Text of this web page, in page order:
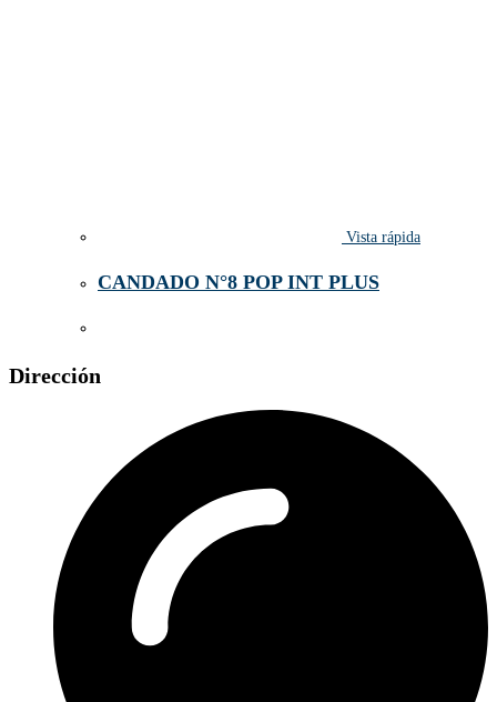
Vista rápida
CANDADO N°8 POP INT PLUS
Dirección